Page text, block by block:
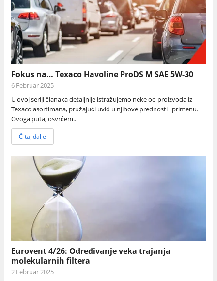
Fokus na… Texaco Havoline ProDS M SAE 5W-30
6 Februar 2025
U ovoj seriji članaka detaljnije istražujemo neke od proizvoda iz
Texaco asortimana, pružajući uvid u njihove prednosti i primenu.
Ovoga puta, osvrćem...
Čitaj dalje
Eurovent 4/26: Određivanje veka trajanja
molekularnih filtera
2 Februar 2025